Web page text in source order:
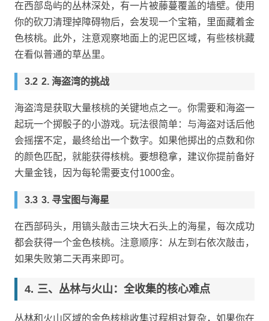
在西部岛屿的丛林深处，有一片被藤蔓覆盖的墙壁。使用
你的砍刀清理掉障碍物后，会发现一个宝箱，里面藏着金
色核桃。此外，注意观察地面上的泥巴区域，有些核桃藏
在看似普通的草丛里。
2. 海盗湾的挑战
海盗湾是获取大量核桃的关键地点之一。你需要和海盗一
起玩一个掷骰子的小游戏。玩法很简单：与海盗对话后他
会摇摆不定，最终给出一个数字。如果他掷出的点数和你
的颜色匹配，就能获得核桃。要想稳拿，建议你提前备好
大量金钱，因为每轮需要支付1000金。
3. 寻宝图与海星
在西部码头，用镐头敲击三块大石头上的海星，每次成功
都会获得一个金色核桃。注意顺序：从左到右依次敲击，
如果失败第二天再来即可。
三、丛林与火山：全收集的核心难点
丛林和火山区域的金色核桃收集过程相对复杂，如果你在